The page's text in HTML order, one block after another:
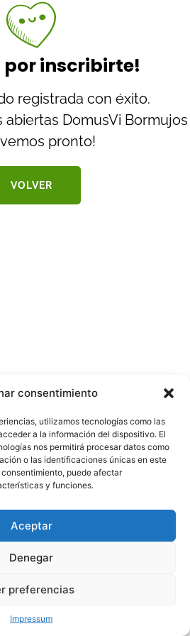
consentimiento
utilizamos tecnologías como las
a la información del dispositivo. El
nos permitirá procesar datos como
o las identificaciones únicas en este
puede afectar
y funciones.
Aceptar
Denegar
preferencias
Impressum
por inscribirte!
registrada con éxito.
DomusVi Bormujos
vemos pronto!
VOLVER